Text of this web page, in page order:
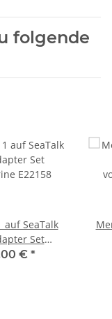
folgende
auf SeaTalk
Set
E22158
€ *